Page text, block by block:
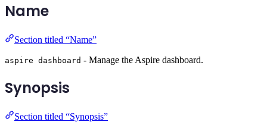
Name
Section titled “Name”
aspire dashboard - Manage the Aspire dashboard.
Synopsis
Section titled “Synopsis”